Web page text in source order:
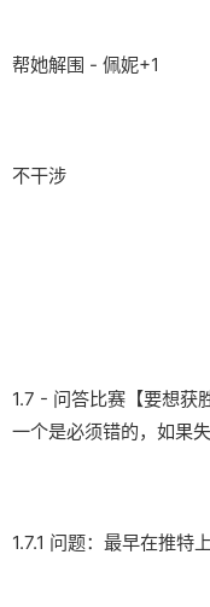
帮她解围 - 佩妮+1
不干涉
1.7 - 问答比赛【要想获
一个是必须错的，如果
1.7.1 问题：最早在推特